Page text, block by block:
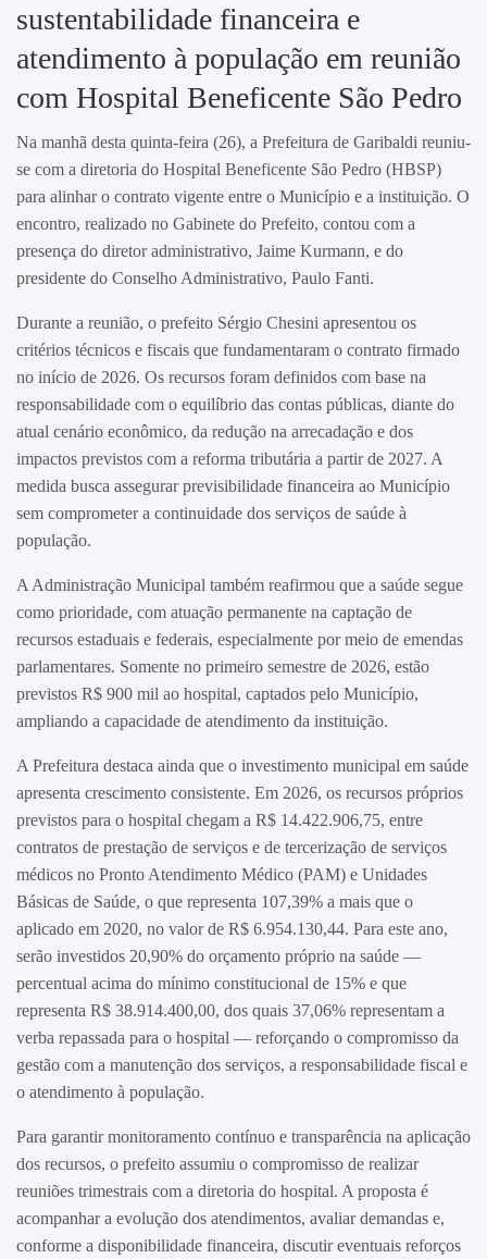
sustentabilidade financeira e
atendimento à população em reunião
com Hospital Beneficente São Pedro
Na manhã desta quinta-feira (26), a Prefeitura de Garibaldi reuniu-
se com a diretoria do Hospital Beneficente São Pedro (HBSP)
para alinhar o contrato vigente entre o Município e a instituição. O
encontro, realizado no Gabinete do Prefeito, contou com a
presença do diretor administrativo, Jaime Kurmann, e do
presidente do Conselho Administrativo, Paulo Fanti.
Durante a reunião, o prefeito Sérgio Chesini apresentou os
critérios técnicos e fiscais que fundamentaram o contrato firmado
no início de 2026. Os recursos foram definidos com base na
responsabilidade com o equilíbrio das contas públicas, diante do
atual cenário econômico, da redução na arrecadação e dos
impactos previstos com a reforma tributária a partir de 2027. A
medida busca assegurar previsibilidade financeira ao Município
sem comprometer a continuidade dos serviços de saúde à
população.
A Administração Municipal também reafirmou que a saúde segue
como prioridade, com atuação permanente na captação de
recursos estaduais e federais, especialmente por meio de emendas
parlamentares. Somente no primeiro semestre de 2026, estão
previstos R$ 900 mil ao hospital, captados pelo Município,
ampliando a capacidade de atendimento da instituição.
A Prefeitura destaca ainda que o investimento municipal em saúde
apresenta crescimento consistente. Em 2026, os recursos próprios
previstos para o hospital chegam a R$ 14.422.906,75, entre
contratos de prestação de serviços e de tercerização de serviços
médicos no Pronto Atendimento Médico (PAM) e Unidades
Básicas de Saúde, o que representa 107,39% a mais que o
aplicado em 2020, no valor de R$ 6.954.130,44. Para este ano,
serão investidos 20,90% do orçamento próprio na saúde —
percentual acima do mínimo constitucional de 15% e que
representa R$ 38.914.400,00, dos quais 37,06% representam a
verba repassada para o hospital — reforçando o compromisso da
gestão com a manutenção dos serviços, a responsabilidade fiscal e
o atendimento à população.
Para garantir monitoramento contínuo e transparência na aplicação
dos recursos, o prefeito assumiu o compromisso de realizar
reuniões trimestrais com a diretoria do hospital. A proposta é
acompanhar a evolução dos atendimentos, avaliar demandas e,
conforme a disponibilidade financeira, discutir eventuais reforços